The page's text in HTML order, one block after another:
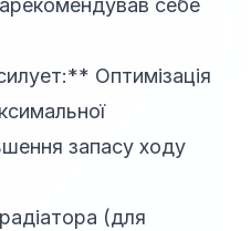
себе
Оптимізація
запасу ходу
(для